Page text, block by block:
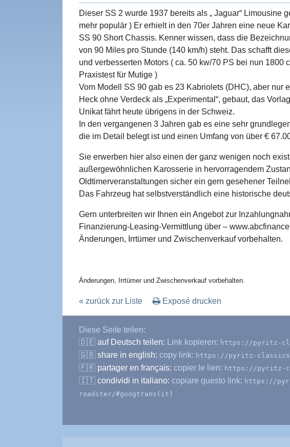
Dieser SS 2 wurde 1937 bereits als „ Jaguar“ Limousine
mehr populär ) Er erhielt in den 70er Jahren eine neue
SS 90 Short Chassis. Kenner wissen, dass die
von 90 Miles pro Stunde (140 km/h) steht. Das schafft
und verbesserten Motors ( ca. 50 kw/70 PS bei nun 1800
Praxistest für Mutige )
Vom Modell SS 90 gab es 23 Kabriolets (DHC), aber nur
Heck ohne Verdeck als „Experimental“, gebaut, das
Unikat fährt heute übrigens in der Schweiz.
In den vergangenen 3 Jahren gab es eine sehr
die im Detail belegt ist und einen Umfang von über €
Sie erwerben hier also einen der ganz wenigen noch
außergewöhnlichen Karosserie in hervorragendem
Oldtimerveranstaltungen sicher ein gern gesehener
Das Fahrzeug hat selbstverständlich eine historische
Gern unterbreiten wir Ihnen ein Angebot zur
Finanzierung-Leasing-Vermittlung über –
Änderungen, Irrtümer und Zwischenverkauf vorbehalten.
Änderungen, Irrtümer und Zwischenverkauf vorbehalten.
« zurück zur Liste Exposé drucken
Diese Seite teilen:
🇩🇪 auf Deutsch teilen: Link kopieren: https://pyritz-
🇬🇧 share in english: copy link: https://pyritz-
🇫🇷 partager en français: copier le lien: https://pyritz-
🇮🇹 condividi in italiano: copiare questo link: https://
roadster/#googtrans(it)